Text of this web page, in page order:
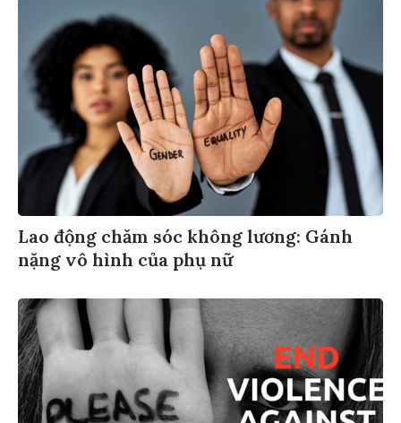
Lao động chăm sóc không lương: Gánh
nặng vô hình của phụ nữ